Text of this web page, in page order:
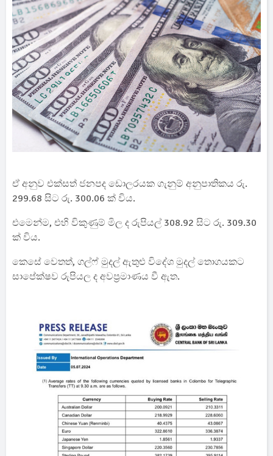
ඒ අනුව එක්සත් ජනපද ඩොලරයක ගැනුම් අනුපාතිකය රු.
299.68 සිට රු. 300.06 ක් විය.
එමෙන්ම, එහි විකුණුම් මිල ද රුපියල් 308.92 සිට රු. 309.30
ක් විය.
කෙසේ වෙතත්, ගල්ෆ් මුදල් ඇතුළු විදේශ මුදල් තොගයකට
සාපේක්ෂව රුපියල ද අවප්‍රමාණය වී ඇත.